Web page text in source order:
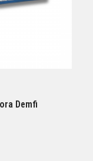
Demfi